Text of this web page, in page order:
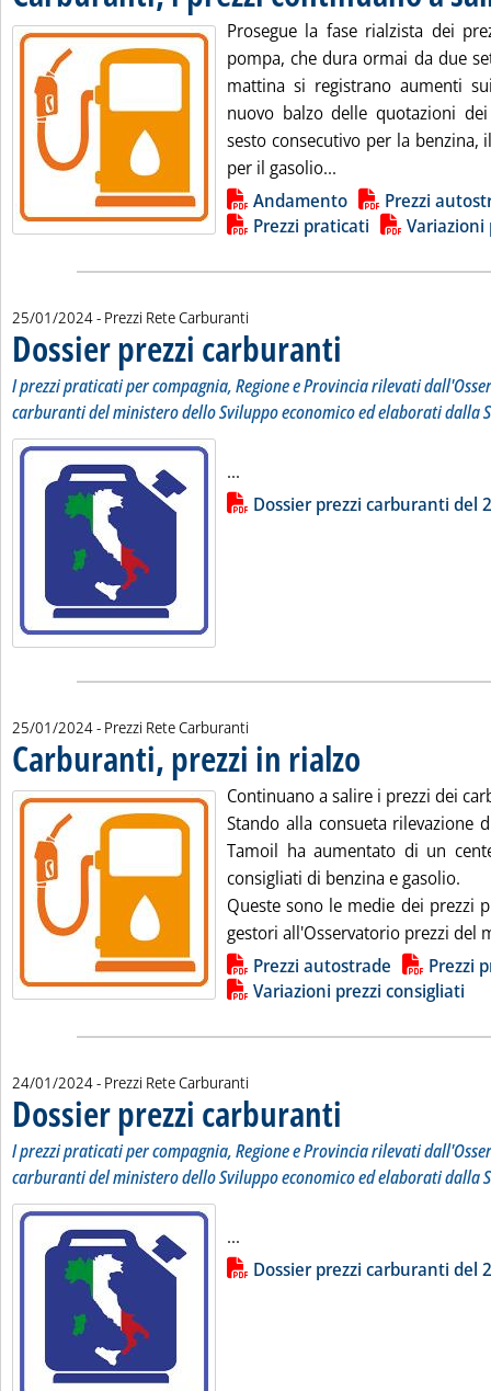
Prosegue la fase rialzista dei
pompa, che dura ormai da due
mattina si registrano aumenti
nuovo balzo delle quotazioni
sesto consecutivo per la
per il gasolio...
Lista allegati PDF alla notizia
Andamento
Prezzi
Prezzi praticati
Variazioni
25/01/2024- Prezzi Rete Carburanti
Dossier prezzi carburanti
I prezzi praticati per compagnia, Regione e Provincia rilevati
carburanti del ministero dello Sviluppo economico ed elaborati dalla
...
Lista allegati PDF alla notiziaDossier prezzi carburanti del
25/01/2024- Prezzi Rete Carburanti
Carburanti, prezzi in rialzo
Continuano a salire i prezzi dei
Stando alla consueta rilevazione
Tamoil ha aumentato di un
consigliati di benzina e gasolio.
Queste sono le medie dei prezzi
gestori all'Osservatorio prezzi del
Lista allegati PDF alla notiziaPrezzi autostrade
Prezzi
Variazioni prezzi consigliati
24/01/2024- Prezzi Rete Carburanti
Dossier prezzi carburanti
I prezzi praticati per compagnia, Regione e Provincia rilevati
carburanti del ministero dello Sviluppo economico ed elaborati dalla
...
Lista allegati PDF alla notiziaDossier prezzi carburanti del